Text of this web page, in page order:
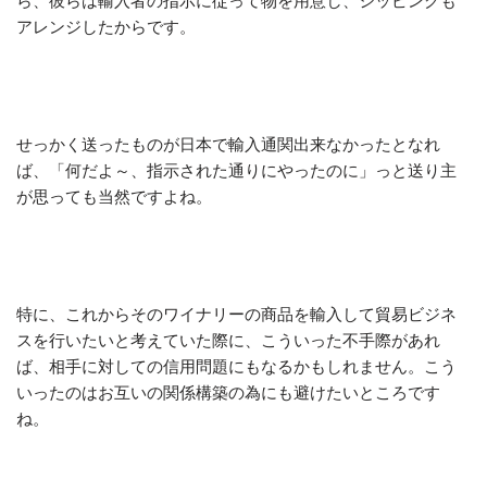
アレンジしたからです。
せっかく送ったものが日本で輸入通関出来なかったとなれ
ば、「何だよ～、指示された通りにやったのに」っと送り主
が思っても当然ですよね。
特に、これからそのワイナリーの商品を輸入して貿易ビジネ
スを行いたいと考えていた際に、こういった不手際があれ
ば、相手に対しての信用問題にもなるかもしれません。こう
いったのはお互いの関係構築の為にも避けたいところです
ね。